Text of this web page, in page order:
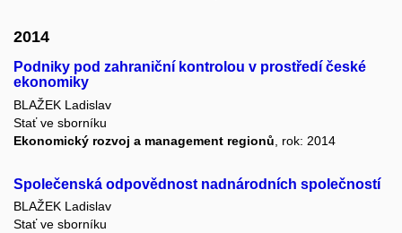
2014
Podniky pod zahraniční kontrolou v prostředí české
ekonomiky
BLAŽEK Ladislav
Stať ve sborníku
Ekonomický rozvoj a management regionů , rok: 2014
Společenská odpovědnost nadnárodních společností
BLAŽEK Ladislav
Stať ve sborníku